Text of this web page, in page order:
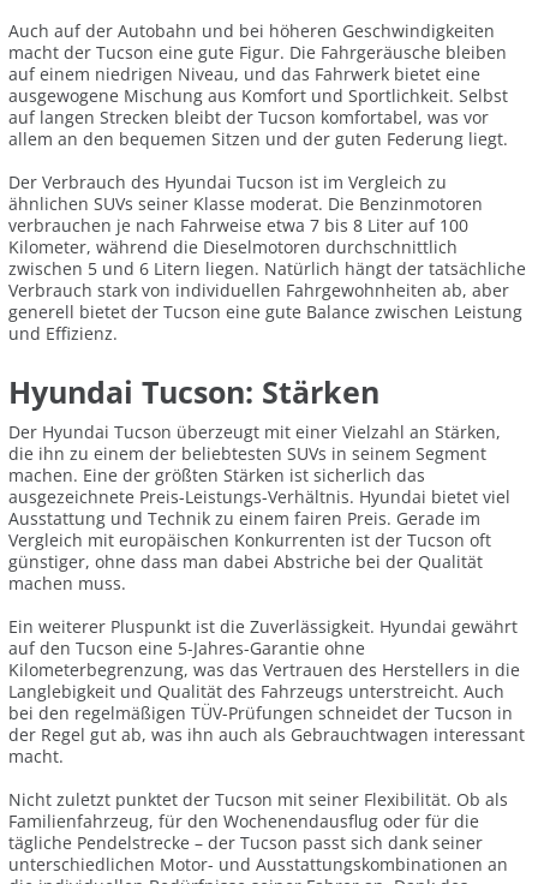
Auch auf der Autobahn und bei höheren Geschwindigkeiten
macht der Tucson eine gute Figur. Die Fahrgeräusche bleiben
auf einem niedrigen Niveau, und das Fahrwerk bietet eine
ausgewogene Mischung aus Komfort und Sportlichkeit. Selbst
auf langen Strecken bleibt der Tucson komfortabel, was vor
allem an den bequemen Sitzen und der guten Federung liegt.
Der Verbrauch des Hyundai Tucson ist im Vergleich zu
ähnlichen SUVs seiner Klasse moderat. Die Benzinmotoren
verbrauchen je nach Fahrweise etwa 7 bis 8 Liter auf 100
Kilometer, während die Dieselmotoren durchschnittlich
zwischen 5 und 6 Litern liegen. Natürlich hängt der tatsächliche
Verbrauch stark von individuellen Fahrgewohnheiten ab, aber
generell bietet der Tucson eine gute Balance zwischen Leistung
und Effizienz.
Hyundai Tucson: Stärken
Der Hyundai Tucson überzeugt mit einer Vielzahl an Stärken,
die ihn zu einem der beliebtesten SUVs in seinem Segment
machen. Eine der größten Stärken ist sicherlich das
ausgezeichnete Preis-Leistungs-Verhältnis. Hyundai bietet viel
Ausstattung und Technik zu einem fairen Preis. Gerade im
Vergleich mit europäischen Konkurrenten ist der Tucson oft
günstiger, ohne dass man dabei Abstriche bei der Qualität
machen muss.
Ein weiterer Pluspunkt ist die Zuverlässigkeit. Hyundai gewährt
auf den Tucson eine 5-Jahres-Garantie ohne
Kilometerbegrenzung, was das Vertrauen des Herstellers in die
Langlebigkeit und Qualität des Fahrzeugs unterstreicht. Auch
bei den regelmäßigen TÜV-Prüfungen schneidet der Tucson in
der Regel gut ab, was ihn auch als Gebrauchtwagen interessant
macht.
Nicht zuletzt punktet der Tucson mit seiner Flexibilität. Ob als
Familienfahrzeug, für den Wochenendausflug oder für die
tägliche Pendelstrecke – der Tucson passt sich dank seiner
unterschiedlichen Motor- und Ausstattungskombinationen an